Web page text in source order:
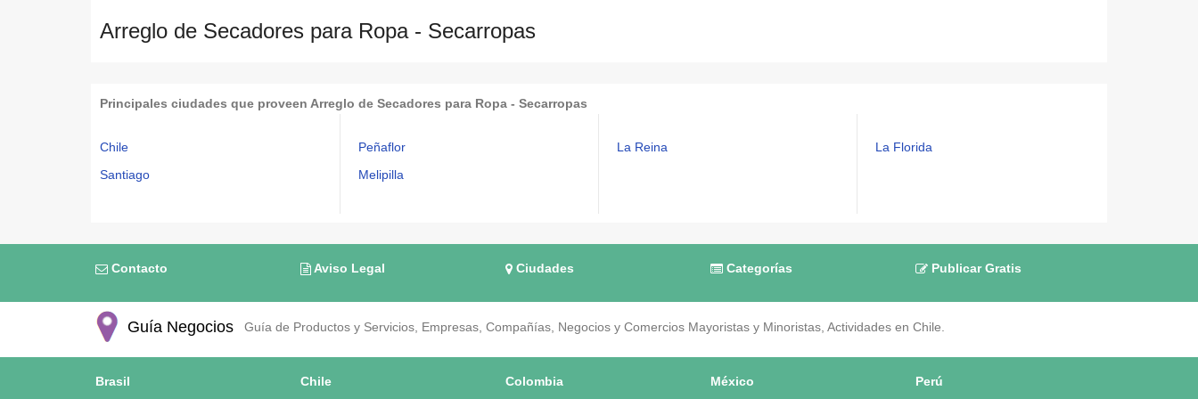
Arreglo de Secadores para Ropa - Secarropas
Principales ciudades que proveen Arreglo de Secadores para Ropa - Secarropas
Chile
Santiago
Peñaflor
Melipilla
La Reina La Florida
Contacto Aviso Legal Ciudades Categorías Publicar Gratis
Guía Negocios Guía de Productos y Servicios, Empresas, Compañías, Negocios y Comercios Mayoristas y Minoristas, Actividades en Chile.
Brasil Chile Colombia México Perú